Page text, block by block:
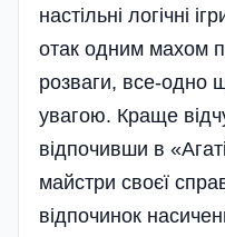
настільні логічні
отак одним махом
розваги, все-одно
увагою. Краще
відпочивши в
майстри своєї
відпочинок